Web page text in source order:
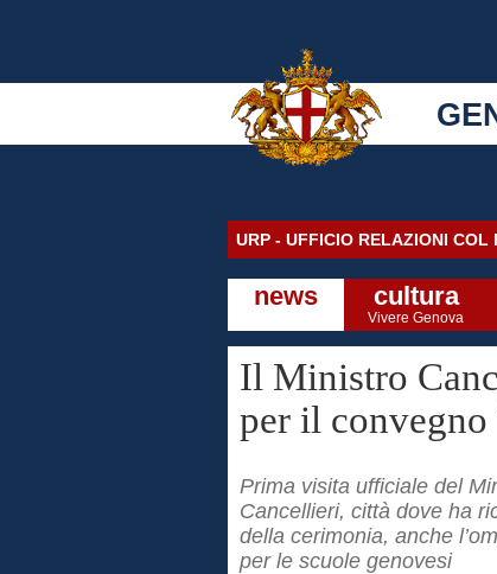
URP - UFFICIO RELAZIONI COL
news cultura
Vivere Genova
Il Ministro
per il convegno
Prima visita ufficiale del
Cancellieri, città dove ha
della cerimonia, anche
per le scuole genovesi